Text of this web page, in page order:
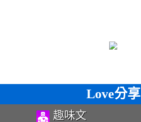
Love分享
趣味文